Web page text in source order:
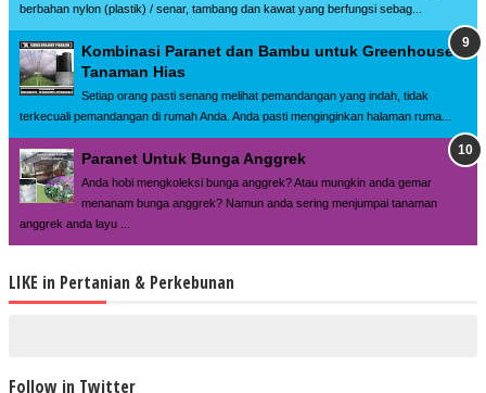
berbahan nylon (plastik) / senar, tambang dan kawat yang berfungsi sebag...
Kombinasi Paranet dan Bambu untuk Greenhouse
Tanaman Hias
Setiap orang pasti senang melihat pemandangan yang indah, tidak
terkecuali pemandangan di rumah Anda. Anda pasti menginginkan halaman ruma...
Paranet Untuk Bunga Anggrek
Anda hobi mengkoleksi bunga anggrek? Atau mungkin anda gemar
menanam bunga anggrek? Namun anda sering menjumpai tanaman
anggrek anda layu ...
LIKE in Pertanian & Perkebunan
Follow in Twitter